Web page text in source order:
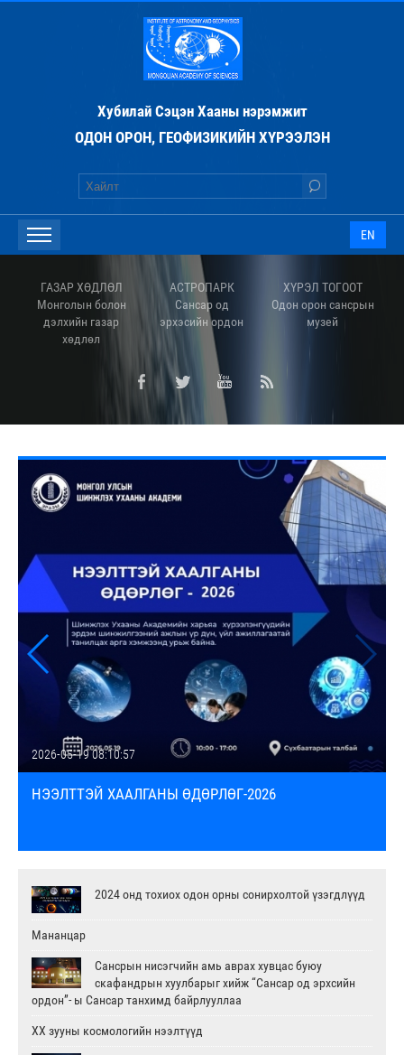
Хубилай Сэцэн Хааны нэрэмжит
ОДОН ОРОН, ГЕОФИЗИКИЙН ХҮРЭЭЛЭН
EN
ГАЗАР ХӨДЛӨЛ
Монголын болон
дэлхийн газар
хөдлөл
АСТРОПАРК
Сансар од
эрхэсийн ордон
ХҮРЭЛ ТОГООТ
Одон орон сансрын
музей
2026-05-19 08:10:57
НЭЭЛТТЭЙ ХААЛГАНЫ ӨДӨРЛӨГ-2026
2024 онд тохиох одон орны сонирхолтой үзэгдлүүд
Мананцар
Сансрын нисэгчийн амь аврах хувцас буюу
скафандрын хуулбарыг хийж “Сансар од эрхсийн
ордон”- ы Сансар танхимд байрлууллаа
XX зууны космологийн нээлтүүд